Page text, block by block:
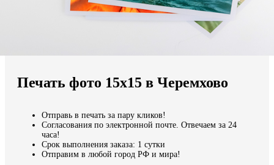
Мы доставляем по всему миру
Продолжить без города
Печать фото 15х15 в Черемхово
Отправь в печать за пару кликов!
Согласования по электронной почте. Отвечаем за 24
часа!
Срок выполнения заказа: 1 сутки
Отправим в любой город РФ и мира!